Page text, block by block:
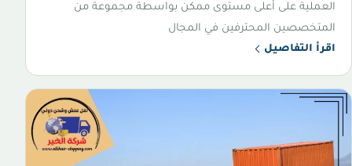
العملية على أعلى مستوى ممكن بواسطة مجموعة من
المتخصصين المحترفين في المجال
اقرأ التفاصيل